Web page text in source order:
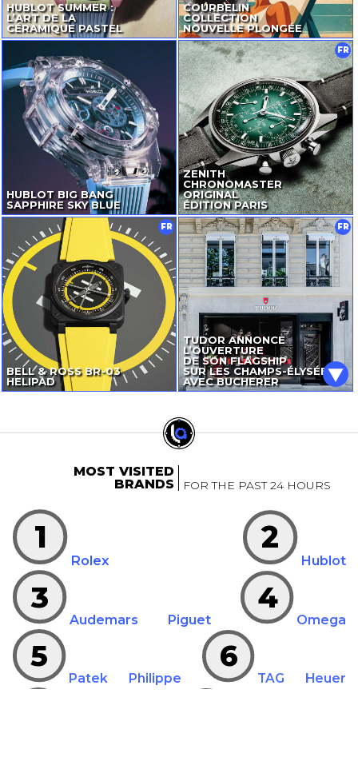
HUBLOT SUMMER :
L’ART DE LA
CÉRAMIQUE PASTEL
COURBELIN
COLLECTION
NOUVELLE PLONGÉE
HUBLOT BIG BANG
SAPPHIRE SKY BLUE
ZENITH
CHRONOMASTER
ORIGINAL
ÉDITION PARIS
FR
BELL & ROSSBR-03
HELIPAD
FR
TUDOR ANNONCE
L’OUVERTURE
DE SON FLAGSHIP
SUR LES CHAMPS-ÉLYSÉES
AVEC BUCHERER
FR
MOST VISITED
BRANDS
FOR THE PAST 24 HOURS
1
Rolex
2
Hublot
3
Audemars Piguet
4
Omega
5
Patek Philippe
6
TAG Heuer